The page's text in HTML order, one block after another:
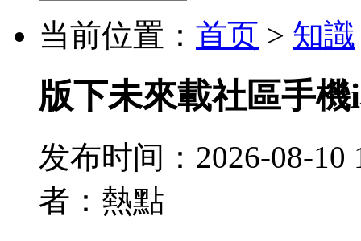
当前位置： 首页 > 知識
版下未來載社區手機
发布时间：2026-08-10
者：熱點